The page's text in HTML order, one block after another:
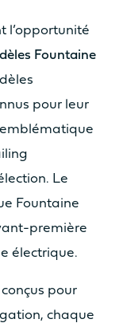
l’opportunité
Fountaine
pour leur
Le
Fountaine
première
électrique.
pour
chaque